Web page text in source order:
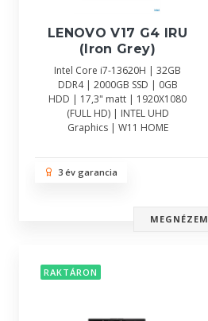
LENOVO V17 G4 IRU
(Iron Grey)
Intel Core i7-13620H | 32GB
DDR4 | 2000GB SSD | 0GB
HDD | 17,3" matt | 1920X1080
(FULL HD) | INTEL UHD
Graphics | W11 HOME
3 év garancia
MEGNÉZEM
RAKTÁRON